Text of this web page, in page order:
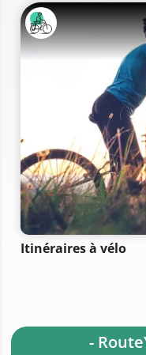
Itinéraires à vélo
-